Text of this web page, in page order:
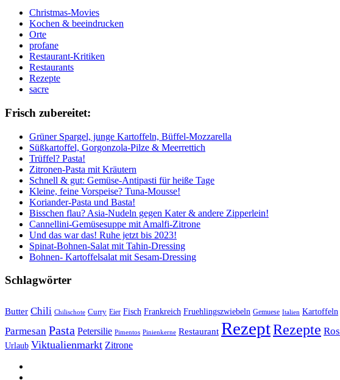
Christmas-Movies
Kochen & beeindrucken
Orte
profane
Restaurant-Kritiken
Restaurants
Rezepte
sacre
Frisch zubereitet:
Grüner Spargel, junge Kartoffeln, Büffel-Mozzarella
Süßkartoffel, Gorgonzola-Pilze & Meerrettich
Trüffel? Pasta!
Zitronen-Pasta mit Kräutern
Schnell & gut: Gemüse-Antipasti für heiße Tage
Kleine, feine Vorspeise? Tuna-Mousse!
Koriander-Pasta und Basta!
Bisschen flau? Asia-Nudeln gegen Kater & andere Zipperlein!
Cannellini-Gemüsesuppe mit Amalfi-Zitrone
Und das war das! Ruhe jetzt bis 2023!
Spinat-Bohnen-Salat mit Tahin-Dressing
Bohnen- Kartoffelsalat mit Sesam-Dressing
Schlagwörter
Butter Chili Chilischote Curry Eier Fisch Frankreich Fruehlingszwiebeln Gemuese Italien Kartoffeln
Parmesan Pasta Petersilie Pimentos Pinienkerne Restaurant RezeptRezepte
Urlaub Viktualienmarkt Zitrone